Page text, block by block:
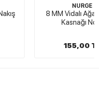
8 MM Vidalı Ağaç Nakış
Kasnağı No: 1
155,00 TL